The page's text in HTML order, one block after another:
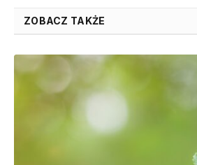
ZOBACZ TAKŻE